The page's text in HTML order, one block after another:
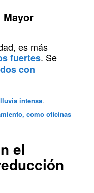
es más
fuertes. Se
con
intensa.
como oficinas
el